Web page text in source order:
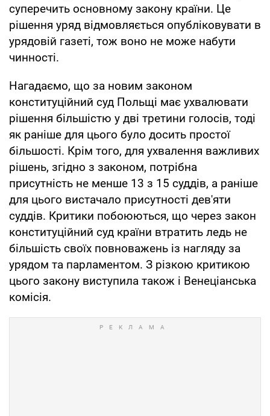
суперечить основному закону країни. Це
рішення уряд відмовляється опубліковувати в
урядовій газеті, тож воно не може набути
чинності.
Нагадаємо, що за новим законом
конституційний суд Польщі має ухвалювати
рішення більшістю у дві третини голосів, тоді
як раніше для цього було досить простої
більшості. Крім того, для ухвалення важливих
рішень, згідно з законом, потрібна
присутність не менше 13 з 15 суддів, а раніше
для цього вистачало присутності дев'яти
суддів. Критики побоюються, що через закон
конституційний суд країни втратить ледь не
більшість своїх повноважень із нагляду за
урядом та парламентом. З різкою критикою
цього закону виступила також і Венеціанська
комісія.